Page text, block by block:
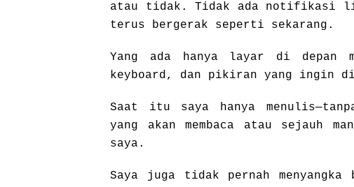
atau tidak. Tidak ada notifikasi
terus bergerak seperti sekarang.
Yang ada hanya layar di
keyboard, dan pikiran yang ingin
Saat itu saya hanya
yang akan membaca atau sejauh
saya.
Saya juga tidak pernah